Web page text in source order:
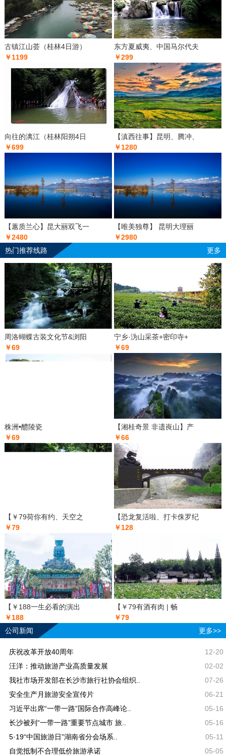
古镇江山荟（桂林4日游）
￥1199
东方夏威夷、中国马尔代夫
￥299
向往的漓江（桂林阳朔4日
￥699
【滇西往事】昆明、腾冲、
￥1280
【蕙质兰心】昆大丽双飞一
￥2480
【唯美独尊】 昆明大理丽
￥2980
热门推荐线路
更多
周洛蝴蝶古装文化节&浏阳
￥69
宁乡·沩山采茶+密印寺+
￥69
株洲•醴陵瓷
￥69
【湘桂奇景 非遗崀山】产
￥66
【￥79荷你有约、天空之
￥79
【恐龙复活啦、打卡侏罗纪
￥128
【￥188一生必看的演出
￥188
【￥79有酒有肉 | 畅
￥79
公司新闻
更多>>
庆祝改革开放40周年
12-20
汪洋：推动旅游产业高质量发展
02-02
我社市场开发部在长沙市旅行社协会组织..
07-26
安全生产月旅游安全宣传片
06-21
习近平出席“一带一路”国际合作高峰论..
05-16
长沙被列“一带一路”重要节点城市 旅..
05-16
5·19“中国旅游日”湖南省分会场系..
05-11
自觉抵制不合理低价旅游承诺
05-05